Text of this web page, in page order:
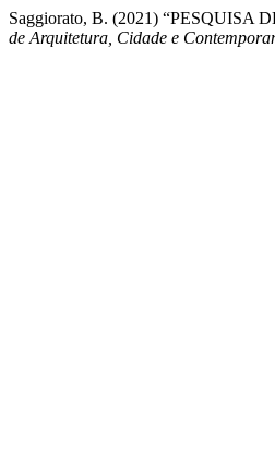
Saggiorato, B. (2021) “PESQUISA
de Arquitetura, Cidade e